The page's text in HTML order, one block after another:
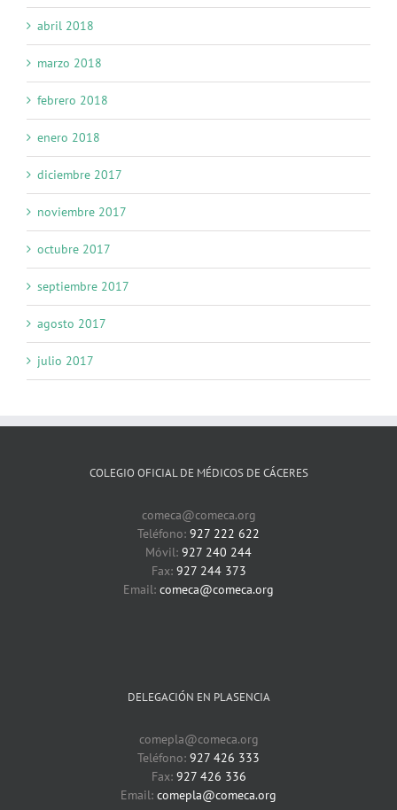
abril 2018
marzo 2018
febrero 2018
enero 2018
diciembre 2017
noviembre 2017
octubre 2017
septiembre 2017
agosto 2017
julio 2017
COLEGIO OFICIAL DE MÉDICOS DE CÁCERES
comeca@comeca.org
Teléfono: 927 222 622
Móvil: 927 240 244
Fax: 927 244 373
Email: comeca@comeca.org
DELEGACIÓN EN PLASENCIA
comepla@comeca.org
Teléfono: 927 426 333
Fax: 927 426 336
Email: comepla@comeca.org